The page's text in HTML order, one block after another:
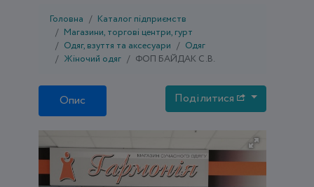
Головна
Каталог підприємств
Магазини, торгові центри, гурт
Одяг, взуття та аксесуари
Одяг
Жіночий одяг
ФОП БАЙДАК С.В.
Опис Поділитися